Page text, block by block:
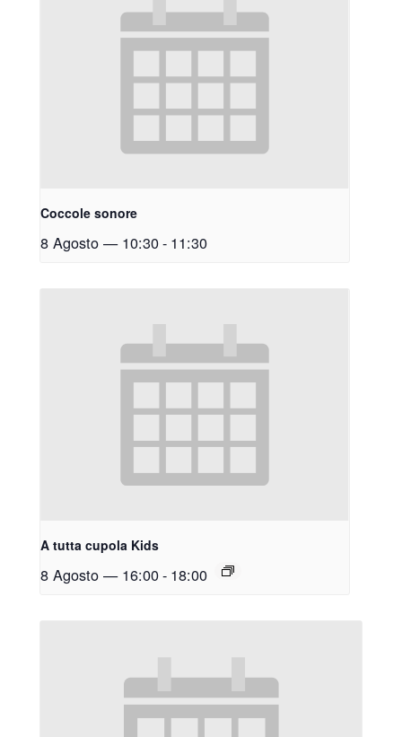
Coccole sonore
8 Agosto — 10:30- 11:30
A tutta cupola Kids
8 Agosto — 16:00- 18:00